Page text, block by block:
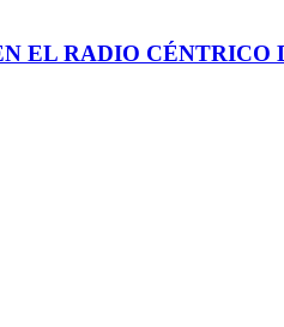
EL RADIO CÉNTRICO